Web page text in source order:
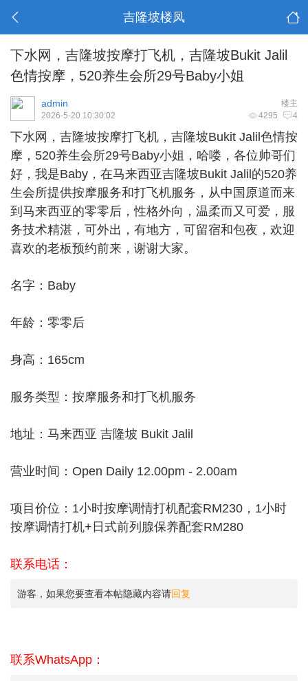
吉隆坡楼凤
下水网，吉隆坡按摩打飞机，吉隆坡Bukit Jalil
色情按摩，520养生会所29号Baby小姐
楼主
admin
4295 4
2026-5-20 10:30:02
下水网， 吉隆坡按摩打飞机 ，吉隆坡Bukit Jalil色情按
摩，520养生会所29号Baby小姐，哈喽，各位帅哥们
好，我是Baby，在马来西亚吉隆坡Bukit Jalil的520养
生会所提供按摩服务和打飞机服务，从中国原道而来
到马来西亚的零零后，性格外向，温柔而又可爱，服
务技术精湛，可外出，有地方，可留宿和包夜，欢迎
喜欢的老板预约前来，谢谢大家。
名字：Baby
年龄：零零后
身高：165cm
服务类型：按摩服务和打飞机服务
地址：马来西亚 吉隆坡 Bukit Jalil
营业时间：Open Daily 12.00pm - 2.00am
项目价位：1小时按摩调情打机配套RM230，1小时
按摩调情打机+日式前列腺保养配套RM280
联系电话：
游客，如果您要查看本帖隐藏内容请回复
联系WhatsApp：